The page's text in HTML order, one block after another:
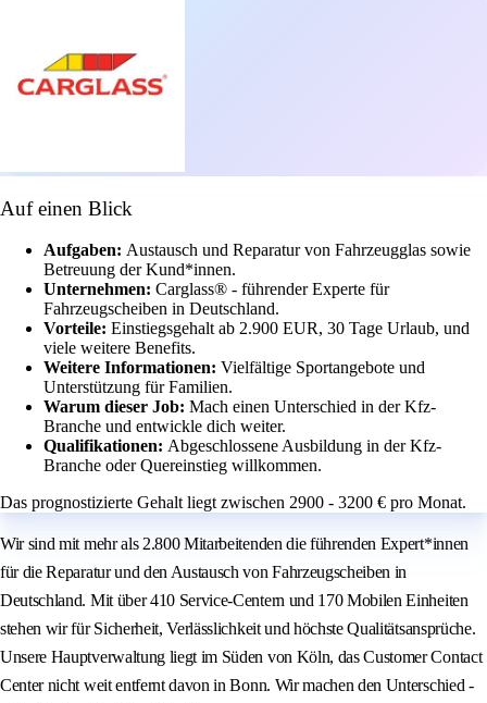
Auf einen Blick
Aufgaben: Austausch und Reparatur von Fahrzeugglas sowie
Betreuung der Kund*innen.
Unternehmen: Carglass® - führender Experte für
Fahrzeugscheiben in Deutschland.
Vorteile: Einstiegsgehalt ab 2.900 EUR, 30 Tage Urlaub, und
viele weitere Benefits.
Weitere Informationen: Vielfältige Sportangebote und
Unterstützung für Familien.
Warum dieser Job: Mach einen Unterschied in der Kfz-
Branche und entwickle dich weiter.
Qualifikationen: Abgeschlossene Ausbildung in der Kfz-
Branche oder Quereinstieg willkommen.
Das prognostizierte Gehalt liegt zwischen 2900 - 3200 € pro Monat.
Wir sind mit mehr als 2.800 Mitarbeitenden die führenden Expert*innen
für die Reparatur und den Austausch von Fahrzeugscheiben in
Deutschland. Mit über 410 Service-Centern und 170 Mobilen Einheiten
stehen wir für Sicherheit, Verlässlichkeit und höchste Qualitätsansprüche.
Unsere Hauptverwaltung liegt im Süden von Köln, das Customer Contact
Center nicht weit entfernt davon in Bonn. Wir machen den Unterschied -